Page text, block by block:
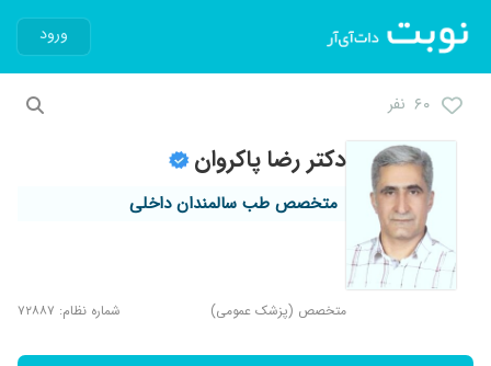
ورود
۶۰ نفر
دکتر رضا پاکروان
متخصص طب سالمندان داخلی
متخصص (پزشک عمومی) شماره نظام: ۷۲۸۸۷